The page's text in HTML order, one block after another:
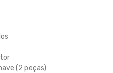
(2 peças)